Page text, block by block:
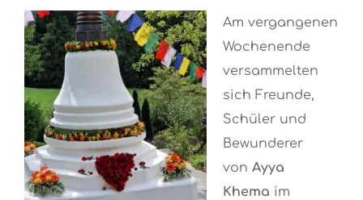
Am vergangenen
Wochenende
versammelten
sich Freunde,
Schüler und
Bewunderer
von Ayya
Khema im